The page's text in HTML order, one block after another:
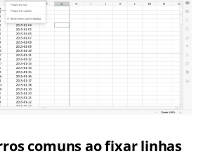
comuns ao fixar linhas